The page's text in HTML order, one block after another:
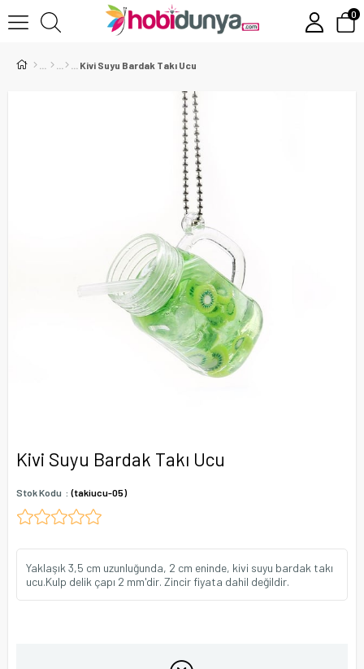
0
Kivi Suyu Bardak Takı Ucu
Kivi Suyu Bardak Takı Ucu
Stok Kodu (takiucu-05)
Yaklaşık 3,5 cm uzunluğunda, 2 cm eninde, kivi suyu bardak takı
ucu.Kulp delik çapı 2 mm'dir. Zincir fiyata dahil değildir.